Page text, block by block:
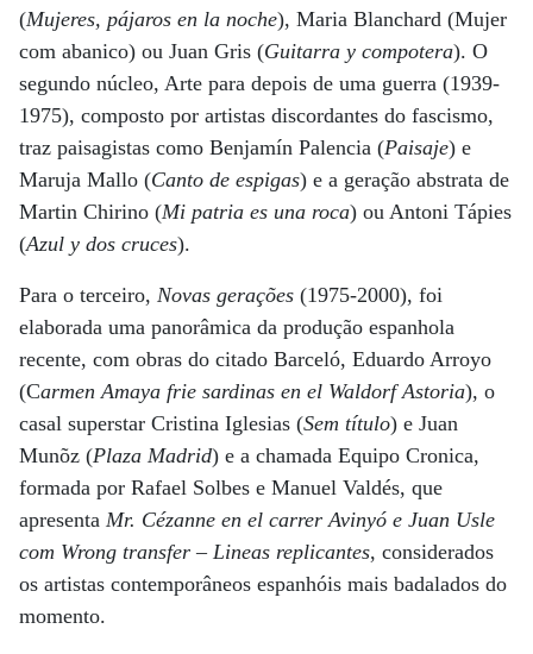
(Mujeres, pájaros en la noche), Maria Blanchard (Mujer
com abanico) ou Juan Gris (Guitarra y compotera). O
segundo núcleo, Arte para depois de uma guerra (1939-
1975), composto por artistas discordantes do fascismo,
traz paisagistas como Benjamín Palencia (Paisaje) e
Maruja Mallo (Canto de espigas) e a geração abstrata de
Martin Chirino (Mi patria es una roca) ou Antoni Tápies
(Azul y dos cruces).
Para o terceiro, Novas gerações (1975-2000), foi
elaborada uma panorâmica da produção espanhola
recente, com obras do citado Barceló, Eduardo Arroyo
(Carmen Amaya frie sardinas en el Waldorf Astoria), o
casal superstar Cristina Iglesias (Sem título) e Juan
Munõz (Plaza Madrid) e a chamada Equipo Cronica,
formada por Rafael Solbes e Manuel Valdés, que
apresenta Mr. Cézanne en el carrer Avinyó e Juan Usle
com Wrong transfer – Lineas replicantes, considerados
os artistas contemporâneos espanhóis mais badalados do
momento.